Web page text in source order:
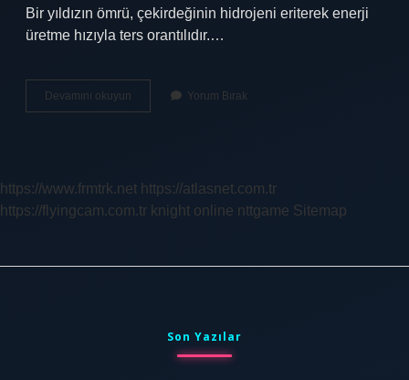
Bir yıldızın ömrü, çekirdeğinin hidrojeni eriterek enerji
üretme hızıyla ters orantılıdır.…
Devamını okuyun
Yıldız
Yorum Bırak
https://www.frmtrk.net https://atlasnet.com.tr
https://flyingcam.com.tr knight online nttgame Sitemap
Son Yazılar